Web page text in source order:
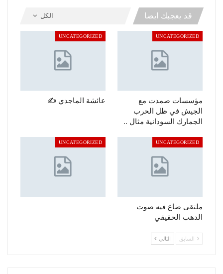
الكل قد يعجبك ايضا
UNCATEGORIZED
مؤسسات صمدت مع
الجيش في ظل الحرب
الجمارك السودانية مثال ..
UNCATEGORIZED
عائشة الماجدي ✍️
UNCATEGORIZED
ملتقى ضاع فيه صوت
الدهب الحقيقي
UNCATEGORIZED
السابق التالي